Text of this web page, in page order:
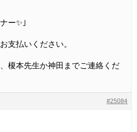
ー✨｣
支払いください。
榎本先生か神田までご連絡くだ
#25084